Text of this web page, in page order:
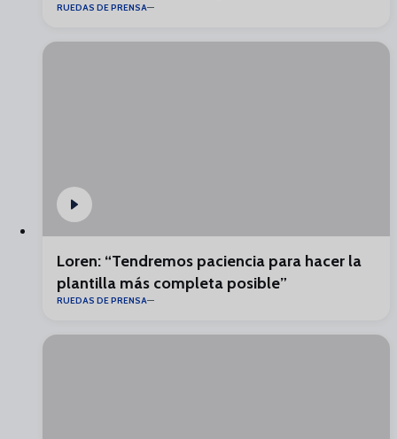
RUEDAS DE PRENSA
Loren: “Tendremos paciencia para hacer la
plantilla más completa posible”
RUEDAS DE PRENSA